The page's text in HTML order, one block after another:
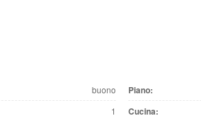
buono
1
Piano:
Cucina: